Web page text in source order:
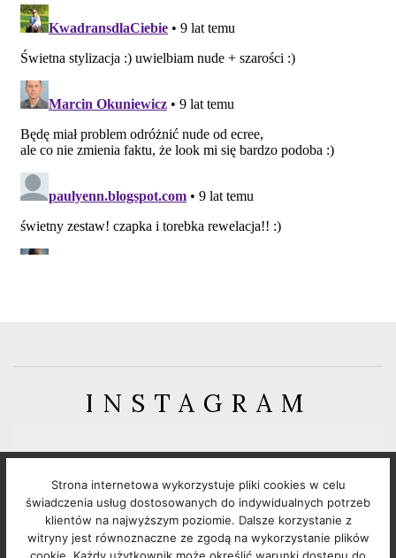
INSTAGRAM
FOLLOW: @GUESS_WHATPL
Instagram requires authorization to view a user
profile. Use autorized account in widget settings
Strona internetowa wykorzystuje pliki cookies w celu
świadczenia usług dostosowanych do indywidualnych potrzeb
klientów na najwyższym poziomie. Dalsze korzystanie z
witryny jest równoznaczne ze zgodą na wykorzystanie plików